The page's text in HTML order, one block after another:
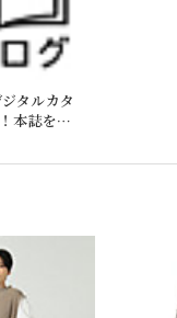
タルカタ
本誌を読